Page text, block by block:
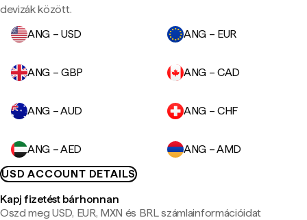
devizák között.
ANG – USD
ANG – EUR
ANG – GBP ANG – CAD
ANG – AUD ANG – CHF
ANG – AED
ANG – AMD
USD ACCOUNT DETAILS
Kapj fizetést bárhonnan
Oszd meg USD, EUR, MXN és BRL számlainformációidat